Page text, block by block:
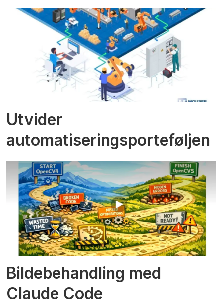
Utvider
automatiseringsporteføljen
Bildebehandling med
Claude Code